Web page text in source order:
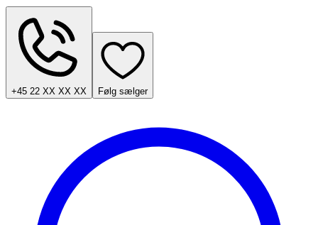
+45 22 XX XX XX Følg sælger